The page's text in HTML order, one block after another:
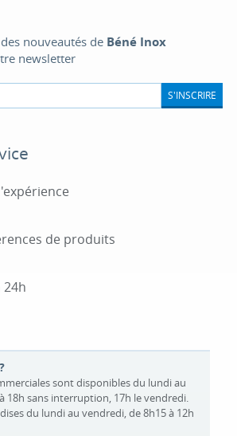
nouveautés de Béné Inox
newsletter
S'INSCRIRE
de produits
24h
sont disponibles du lundi au
18h sans interruption, 17h le vendredi.
du lundi au vendredi, de 8h15 à 12h